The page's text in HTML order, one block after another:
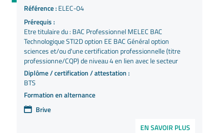
Référence :ELEC-04
Prérequis :
Etre titulaire du : BAC Professionnel MELEC BAC
Technologique STI2D option EE BAC Général option
sciences et/ou d'une certification professionnelle (titre
professionne/CQP) de niveau 4 en lien avec le secteur
Diplôme / certification / attestation :
BTS
Formation en alternance
Brive
EN SAVOIR PLUS